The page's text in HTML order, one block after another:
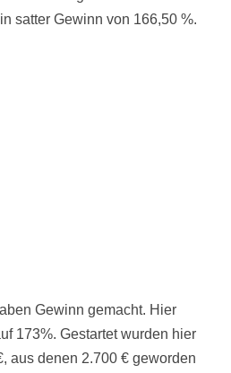
satter Gewinn von 166,50 %.
Gewinn gemacht. Hier
173%. Gestartet wurden hier
aus denen 2.700 € geworden